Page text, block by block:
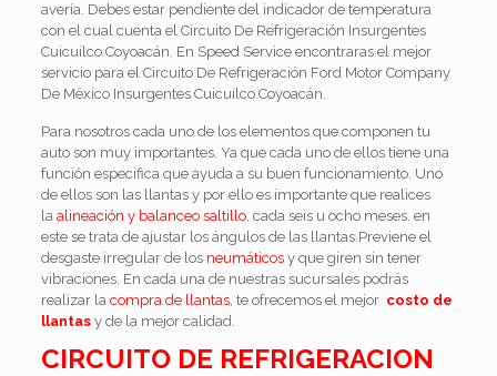
avería. Debes estar pendiente del indicador de temperatura
con el cual cuenta el Circuito De Refrigeración Insurgentes
Cuicuilco Coyoacán. En Speed Service encontraras el mejor
servicio para el Circuito De Refrigeración Ford Motor Company
De México Insurgentes Cuicuilco Coyoacán.
Para nosotros cada uno de los elementos que componen tu
auto son muy importantes. Ya que cada uno de ellos tiene una
función especifica que ayuda a su buen funcionamiento. Uno
de ellos son las llantas y por ello es importante que realices
la alineación y balanceo saltillo, cada seis u ocho meses. en
este se trata de ajustar los ángulos de las llantas.Previene el
desgaste irregular de los neumáticosy que giren sin tener
vibraciones. En cada una de nuestras sucursales podrás
realizar la compra de llantas, te ofrecemos el mejor costo de
llantas y de la mejor calidad.
CIRCUITO DE REFRIGERACION